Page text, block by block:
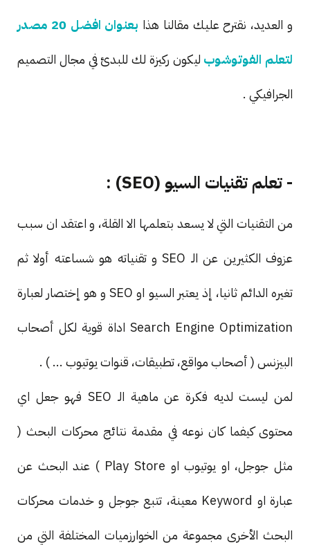
و العديد، نقترح عليك مقالنا هذا
بعنوان افضل 20 مصدر
لتعلم الفوتوشوب ليكون ركيزة لك للبدئ في مجال التصميم
الجرافيكي .
- تعلم تقنيات السيو (SEO) :
من التقنيات التي لا يسعد بتعلمها الا القلة، و اعتقد ان سبب
عزوف الكثيرين عن الـ SEO و تقنياته هو شساعته أولا ثم
تغيره الدائم ثانيا، إذ يعتبر السيو او SEO و هو إختصار لعبارة
Search Engine Optimization اداة قوية لكل أصحاب
البيزنس ( أصحاب مواقع، تطبيقات، قنوات يوتيوب ... ) .
لمن ليست لديه فكرة عن ماهية الـ SEO فهو جعل اي
محتوى كيفما كان نوعه في مقدمة نتائج محركات البحث (
مثل جوجل، او يوتيوب او Play Store ) عند البحث عن
عبارة او Keyword معينة، تتبع جوجل و خدمات محركات
البحث الأخرى مجموعة من الخوارزميات المختلفة التي من